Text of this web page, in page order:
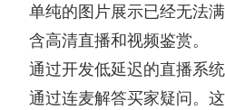
单纯的图片展示已经无法
含高清直播和视频鉴赏。
通过开发低延迟的直播系
通过连麦解答买家疑问。